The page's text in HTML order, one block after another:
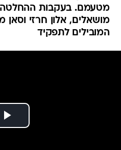
מטעמם. בעקבות ההחלטה
מושאלים, אלון חרזי
המובילים לתפקיד